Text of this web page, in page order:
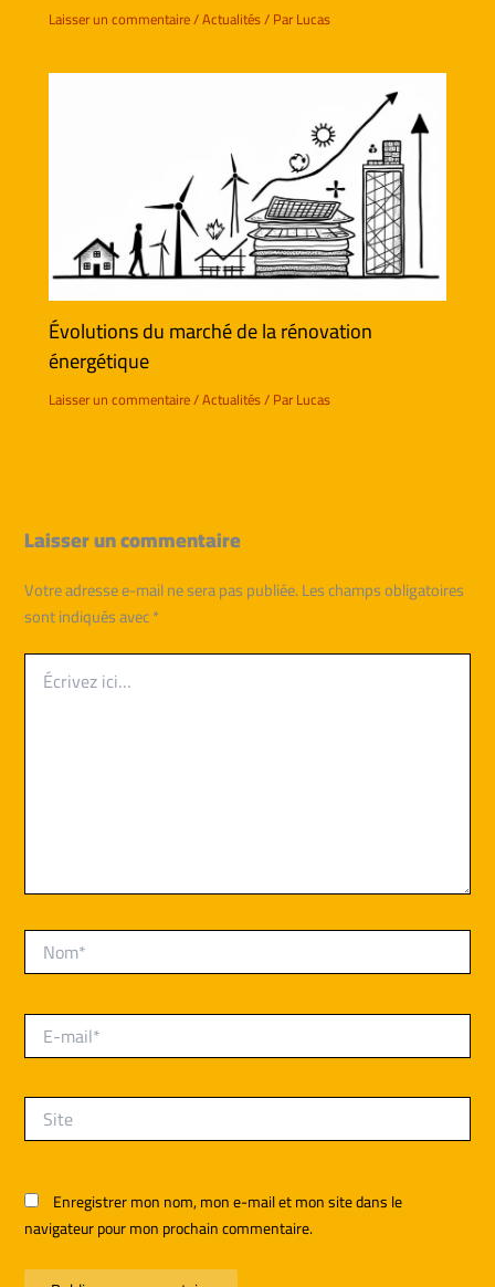
Laisser un commentaire/Actualités/ ParLucas
Évolutions du marché de la rénovation
énergétique
Laisser un commentaire/Actualités/ ParLucas
Laisser un commentaire
Votre adresse e-mail ne sera pas publiée.Les champs obligatoires
sont indiqués avec*
Écrivez
ici…
Nom*
E-
mail*
Site
Enregistrer mon nom, mon e-mail et mon site dans le
navigateur pour mon prochain commentaire.